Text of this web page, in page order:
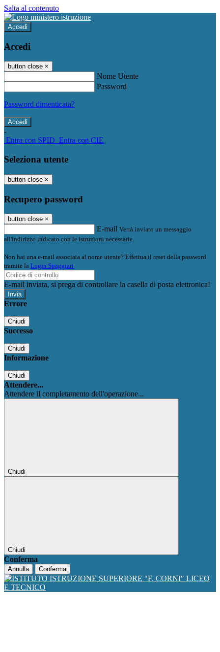
Salta al contenuto
Accedi
Accedi
button close ×
Nome Utente
Password
Password dimenticata?
-
Entra con SPID Entra con CIE
Seleziona utente
button close ×
Recupero password
button close ×
E-mail Verrà inviato un messaggio
all'indirizzo indicato con le istruzioni necessarie.
Non hai una e-mail associata al nome utente? Effettua il reset della password
tramite la Login Spaggiari
E-mail inviata, si prega di controllare la casella di posta elettronica!
Errore
Chiudi
Successo
Chiudi
Informazione
Chiudi
Attendere...
Attendere il completamento dell'operazione...
Chiudi
Chiudi
Conferma
Annulla Conferma